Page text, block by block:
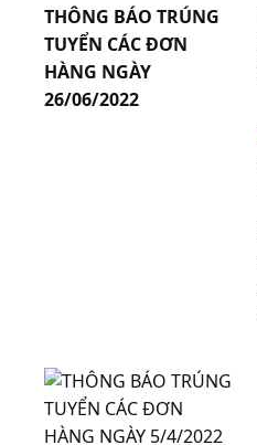
THÔNG BÁO TRÚNG
TUYỂN CÁC ĐƠN
HÀNG NGÀY
26/06/2022